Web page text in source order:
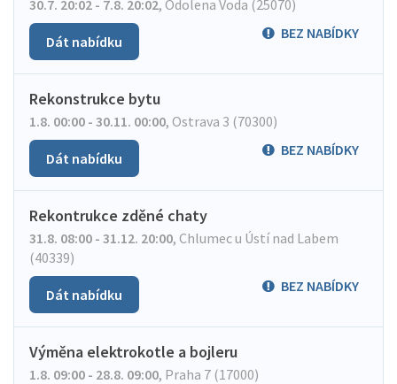
30.7. 20:02 - 7.8. 20:02, Odolena Voda (25070)
BEZ NABÍDKY
Dát nabídku
Rekonstrukce bytu
1.8. 00:00 - 30.11. 00:00, Ostrava 3 (70300)
BEZ NABÍDKY
Dát nabídku
Rekontrukce zděné chaty
31.8. 08:00 - 31.12. 20:00, Chlumec u Ústí nad Labem
(40339)
BEZ NABÍDKY
Dát nabídku
Výměna elektrokotle a bojleru
1.8. 09:00 - 28.8. 09:00, Praha 7 (17000)